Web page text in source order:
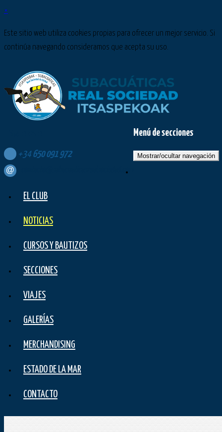
×
Este sitio web utiliza cookies propias para ofrecer un mejor servicio. Si
continúa navegando consideramos que acepta su uso.
+34 650 091 972
contacto@subacuaticasrealsociedad.com
Menú de secciones
Mostrar/ocultar navegación
EL CLUB
NOTICIAS
CURSOS Y BAUTIZOS
SECCIONES
VIAJES
GALERÍAS
MERCHANDISING
ESTADO DE LA MAR
CONTACTO